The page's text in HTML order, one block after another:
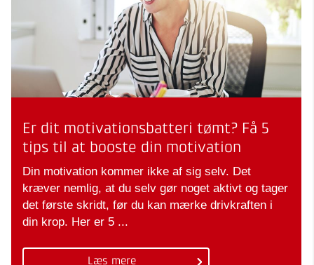
Er dit motivationsbatteri tømt? Få 5
tips til at booste din motivation
Din motivation kommer ikke af sig selv. Det
kræver nemlig, at du selv gør noget aktivt og tager
det første skridt, før du kan mærke drivkraften i
din krop. Her er 5 ...
Læs mere